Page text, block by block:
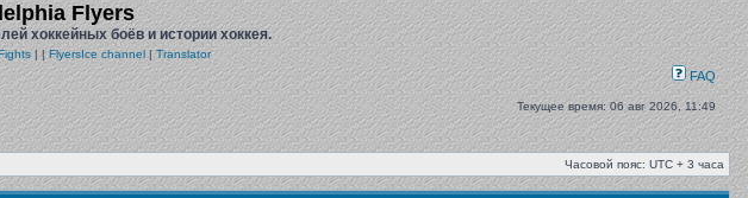
Flyers
хоккейных боёв и истории хоккея.
| |FlyersIce channel|Translator
FAQ
Текущее время: 06 авг 2026, 11:49
Часовой пояс: UTC + 3 часа